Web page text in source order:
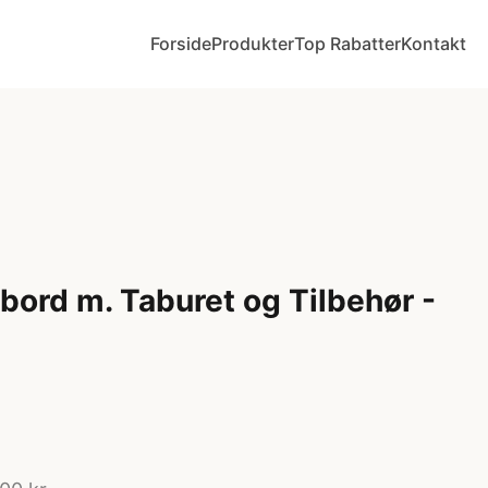
ForsideProdukterTop RabatterKontakt
m. Taburet og Tilbehør -